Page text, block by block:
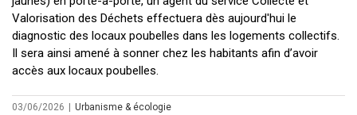
Valorisation des Déchets effectuera dès aujourd'hui le
diagnostic des locaux poubelles dans les logements collectifs.
Il sera ainsi amené à sonner chez les habitants afin d’avoir
accès aux locaux poubelles.
03/06/2026
Urbanisme & écologie